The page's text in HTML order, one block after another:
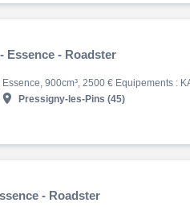
Essence - Roadster
 Pressigny-les-Pins (45)
- Roadster